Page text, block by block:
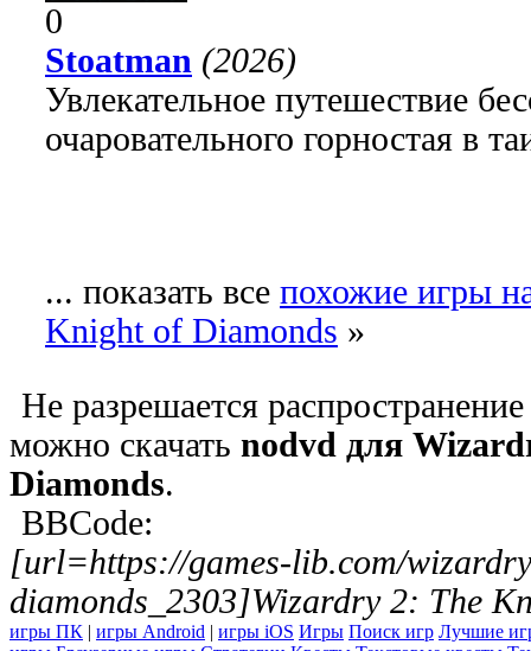
0
Stoatman (2026)
Увлекательное путешествие
очаровательного горностая в
... показать все похожие игры
Knight of Diamonds »
Не разрешается
можно скачать nodvd для
Diamonds.
BBCode:
[url=https://games-lib.com/
diamonds_2303]Wizardry 2: The
игры ПК | игры Android | игры iOS Игры Поиск игр Лучшие